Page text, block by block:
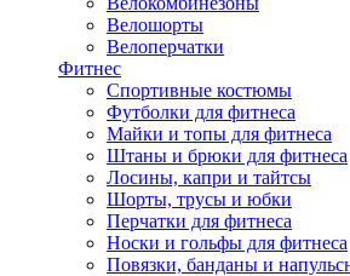
Велошорты
Велоперчатки
Фитнес
Спортивные костюмы
Футболки для фитнеса
Майки и топы для фитнеса
Штаны и брюки для фитнеса
Лосины, капри и тайтсы
Шорты, трусы и юбки
Перчатки для фитнеса
Носки и гольфы для фитнеса
Повязки, банданы и